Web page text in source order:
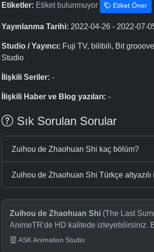
Etiketler: Etiket bulunmuyor Etiket Öner
Yayınlanma Tarihi: 2022-04-26 - 2022-07-
Studio / Yayıncı: Fuji TV, bilibili, Bit
Studio
İlişkili Seriler: -
İlişkili Haber ve Blog yazıları: -
Sık Sorulan Sorular
Zuihou de Zhaohuan Shi kaç bölüm?
Zuihou de Zhaohuan Shi Türkçe
Zuihou de Zhaohuan Shi (The Last
AnimeTR'de HD kalitede izleyebilirsiniz.
ASK Animation Studio